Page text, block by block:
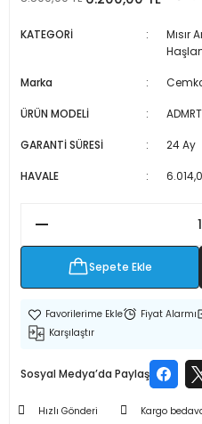
Malzemeleri
Arabaları
Parça
KATEGORİ Mısır
Marka
ÜRÜN MODELİ
GARANTİ SÜRESİ 24 Ay
HAVALE
Sepete Ekle
Fiyat Alarmı
Karşılaştır
Sosyal Medya’da Paylaş
Hızlı Gönderi Kargo